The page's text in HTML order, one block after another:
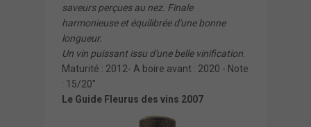
saveurs perçues au nez. Finale
harmonieuse et équilibrée d'une bonne
longueur.
Un vin puissant issu d'une belle vinification
Maturité : 2012- A boire avant : 2020 - Note
: 15/20"
Le Guide Fleurus des vins 2007